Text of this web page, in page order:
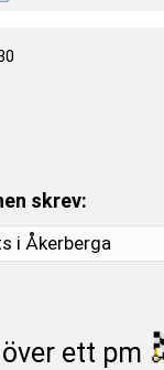
skrev:
i Åkerberga
ett pm